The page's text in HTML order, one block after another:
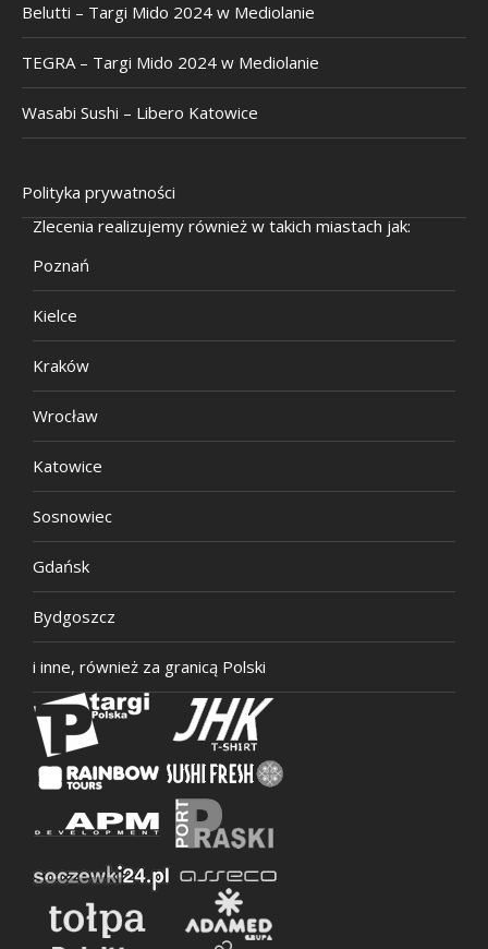
Belutti – Targi Mido 2024 w Mediolanie
TEGRA – Targi Mido 2024 w Mediolanie
Wasabi Sushi – Libero Katowice
Polityka prywatności
Zlecenia realizujemy również w takich miastach jak:
Poznań
Kielce
Kraków
Wrocław
Katowice
Sosnowiec
Gdańsk
Bydgoszcz
i inne, również za granicą Polski